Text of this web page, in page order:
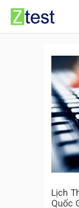
Skip
content
Lịch
Quốc